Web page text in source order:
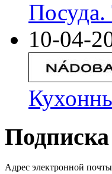
10-04-
Адрес электронной